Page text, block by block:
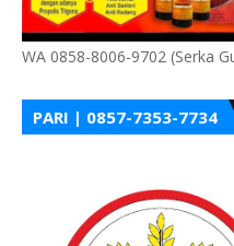
WA 0858-8006-9702 (Serka
PARI | 0857-7353-7734